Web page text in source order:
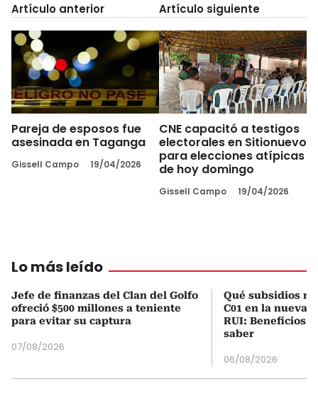
Artículo anterior
Pareja de esposos fue
asesinada en Taganga
Gissell Campo 19/04/2026
Artículo siguiente
CNE capacitó a testigos
electorales en Sitionuevo
para elecciones atípicas
de hoy domingo
Gissell Campo 19/04/2026
Lo más leído
Jefe de finanzas del Clan del Golfo
ofreció $500 millones a teniente
para evitar su captura
07/08/2026
Qué subsidios
C01 en la nueva
RUI: Beneficios
saber
06/08/2026